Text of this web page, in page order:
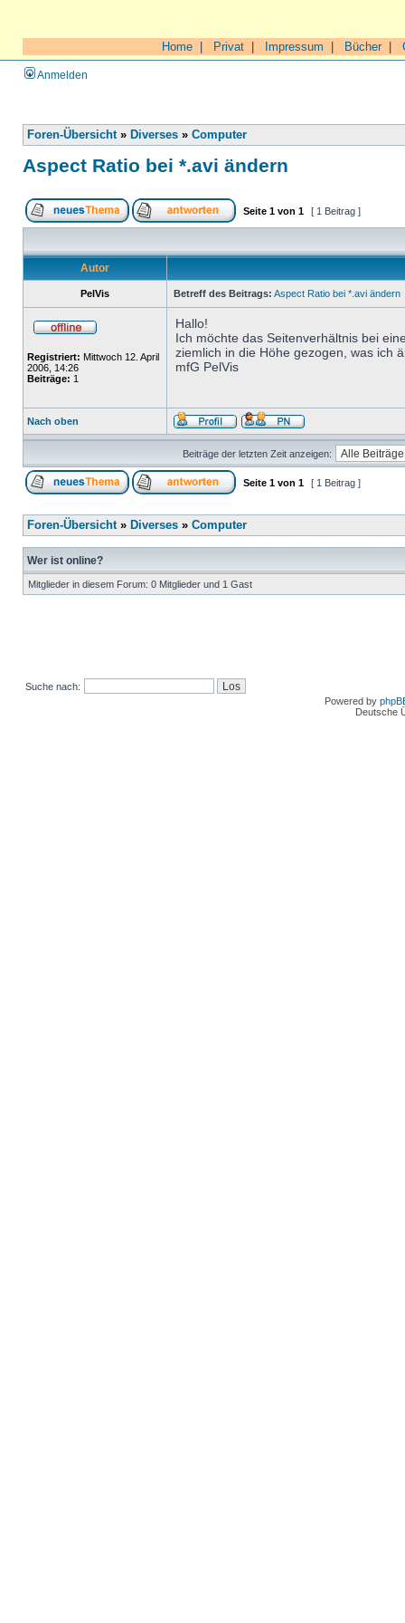
Home Privat Impressum Bücher|
Anmelden
Foren-Übersicht» Diverses » Computer
Aspect Ratio bei *.avi ändern
Seite 1 von 1 [ 1 Beitrag ]
Autor
PelVis Betreff des Beitrags: Aspect Ratio bei *.avi ändern
Registriert: Mittwoch 12. April
2006, 14:26
Beiträge: 1
Hallo!
Ich möchte das Seitenverhältnis bei
ziemlich in die Höhe gezogen, was ich
mfG PelVis
Nach oben
Beiträge der letzten Zeit anzeigen:
Seite 1 von 1 [ 1 Beitrag ]
Foren-Übersicht» Diverses » Computer
Wer ist online?
Mitglieder in diesem Forum: 0 Mitglieder und 1 Gast
Suche nach:
Powered by
Deutsche